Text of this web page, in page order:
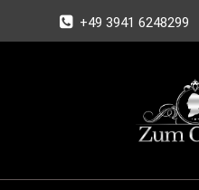
+49 3941 6248299